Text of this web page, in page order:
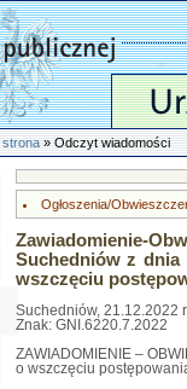
strona» Odczyt wiadomości
Ogłoszenia/
Zawiadomienie-
Suchedniów z dnia
wszczęciu
Suchedniów, 21.12.2022
Znak: GNI.6220.7.2022
ZAWIADOMIENIE –
o wszczęciu